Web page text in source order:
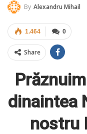
By Alexandru Mihail
0
1.464
Share
dinaintea
nostru